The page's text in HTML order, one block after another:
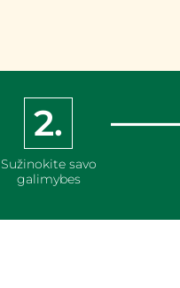
2.
Sužinokite savo
galimybes